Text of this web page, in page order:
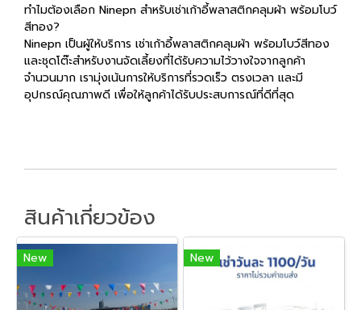
ทำไมต้องเลือก Ninepn สำหรับเช่าเก้าอี้พลาสติกคลุมผ้า พร้อมโบว์
สีทอง?
Ninepn เป็นผู้ให้บริการ เช่าเก้าอี้พลาสติกคลุมผ้า พร้อมโบว์สีทอง
และชุดโต๊ะสำหรับงานจัดเลี้ยงที่ได้รับความไว้วางใจจากลูกค้า
จำนวนมาก เรามุ่งเน้นการให้บริการที่รวดเร็ว ตรงเวลา และมี
อุปกรณ์คุณภาพดี เพื่อให้ลูกค้าได้รับประสบการณ์ที่ดีที่สุด
สินค้าเกี่ยวข้อง
New New